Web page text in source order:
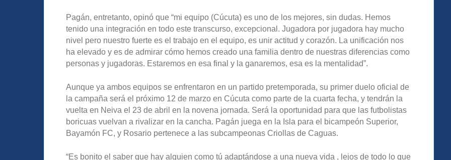
Pagán, entretanto, opinó que “mi equipo (Cúcuta) es uno de los mejores, sin dudas. Hemos
tenido una integración en todo este transcurso, excepcional. Jugadora por jugadora hay mucho
nivel pero nuestro fuerte es el trabajo en el equipo, es unir actitud y corazón. La unificación nos
ha elevado y es de admirar cómo hemos creado una familia dentro de nuestras diferencias como
personas y jugadoras. Estaremos en esa final y la ganaremos, esa es la mentalidad”.
Aunque ya ambos equipos se enfrentaron en un partido pretemporada, su primer duelo oficial de
la campaña será el próximo 12 de marzo en Cúcuta como parte de la cuarta fecha, y tendrán la
vuelta en Neiva el 23 de abril en la novena jornada. Será la oportunidad para que las futbolistas
boricuas vuelvan a rivalizar en la cancha. Pagán juega en la Isla para el bicampeón Superior,
Bayamón FC, y Rosario pertenece a las subcampeonas Criollas de Caguas.
“Es bonito el saber que hay alguien como tú adaptándose a una nueva vida , lejos de todo lo que